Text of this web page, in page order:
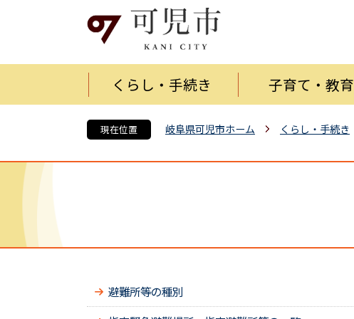
くらし・手続き 子育て・教育
現在位置 岐阜県可児市ホーム くらし・手続き
避難所等の種別